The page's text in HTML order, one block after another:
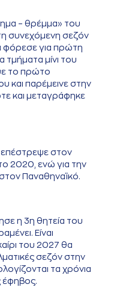
– θρέμμα» του
συνεχόμενη σεζόν
φόρεσε για πρώτη
τμήματα μίνι του
το πρώτο
και παρέμεινε στην
και μεταγράφηκε
επέστρεψε στον
2020, ενώ για την
Παναθηναϊκό.
η 3η θητεία του
Είναι
του 2027 θα
σεζόν στην
τα χρόνια
έφηβος.